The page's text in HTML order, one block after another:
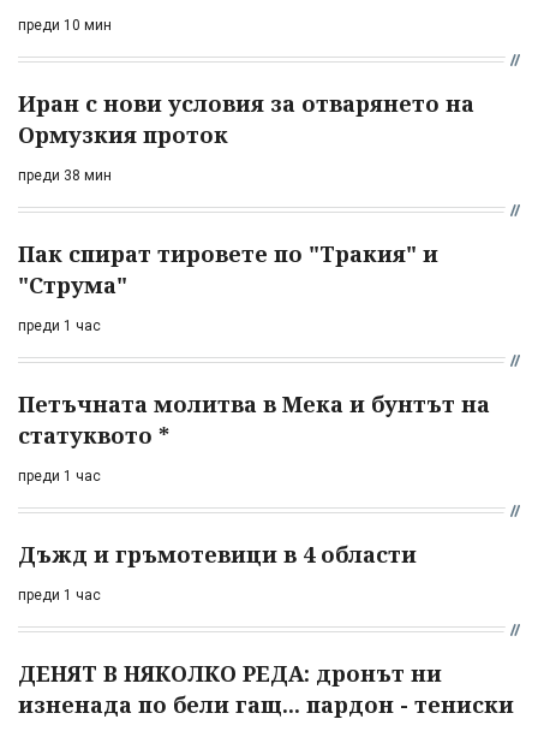
преди 10 мин
Иран с нови условия за отварянето на
Ормузкия проток
преди 38 мин
Пак спират тировете по "Тракия" и
"Струма"
преди 1 час
Петъчната молитва в Мека и бунтът на
статуквото *
преди 1 час
Дъжд и гръмотевици в 4 области
преди 1 час
ДЕНЯТ В НЯКОЛКО РЕДА: дронът ни
изненада по бели гащ... пардон - тениски